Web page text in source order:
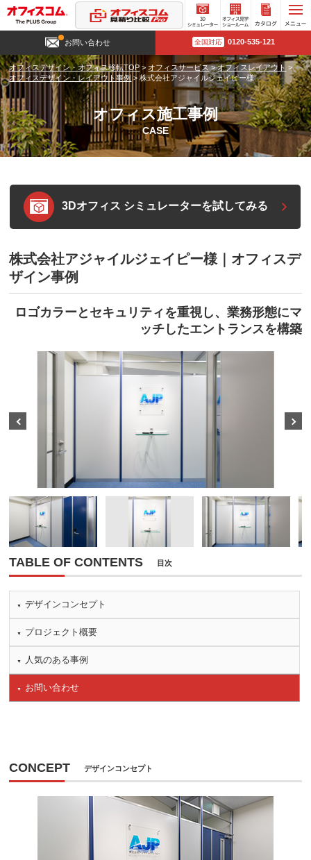
3D
シミュ
レータ
ー
オフィ
ス見学
ショー
ルーム
お問い合わせ 全国対応 0120-535-121
オフィスデザイン・オフィス移転TOP > オフィスサービス>オフィスレイアウト >
オフィスデザイン・レイアウト事例 >株式会社アジャイルジェイピー様
オフィス施工事例
CASE
3Dオフィス シミュレーターを試してみる
株式会社アジャイルジェイピー様｜オフィスデ
ザイン事例
ロゴカラーとセキュリティを重視し、業務形態にマ
ッチしたエントランスを構築
TABLE OF CONTENTS 目次
デザインコンセプト
プロジェクト概要
人気のある事例
お問い合わせ
CONCEPT デザインコンセプト